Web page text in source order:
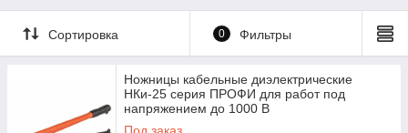
Сортировка 0 Фильтры
Ножницы кабельные диэлектрические
НКи-25 серия ПРОФИ для работ под
напряжением до 1000 В